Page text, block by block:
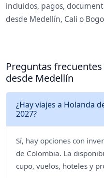
incluidos, pagos,
desde Medellín, Cali o
Preguntas
desde Medellín
¿Hay viajes a Holanda
2027?
Sí, hay opciones con
de Colombia. La
cupo, vuelos, hoteles y